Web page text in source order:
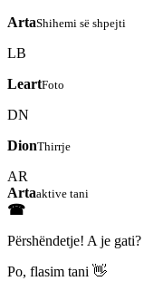
ArtaShihemi së shpejti
LB
LeartFoto
DN
DionThirrje
AR
Artaaktive tani
☎
Përshëndetje! A je gati?
Po, flasim tani 👋